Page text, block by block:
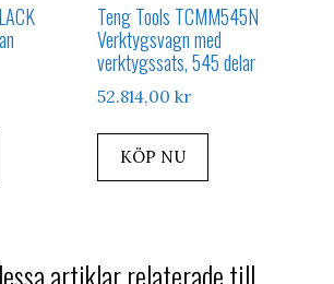
Teng Tools TCMM545N
Verktygsvagn med
verktygssats, 545 delar
52.814,00kr
KÖP NU